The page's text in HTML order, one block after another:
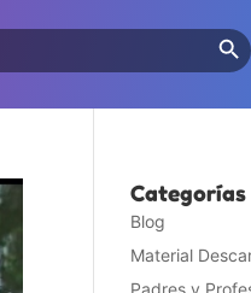
Search Button
Categorías
Blog
Material
Padres y